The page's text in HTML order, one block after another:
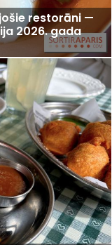
restorāni —
2026. gada